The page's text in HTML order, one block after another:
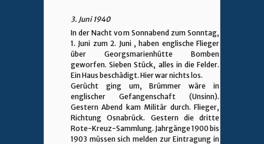
3. Juni 1940
In der Nacht vom Sonnabend zum Sonntag,
1. Juni zum 2. Juni , haben englische Flieger
über Georgsmarienhütte Bomben
geworfen. Sieben Stück, alles in die Felder.
Ein Haus beschädigt. Hier war nichts los.
Gerücht ging um, Brümmer wäre in
englischer Gefangenschaft (Unsinn).
Gestern Abend kam Militär durch. Flieger,
Richtung Osnabrück. Gestern die dritte
Rote-Kreuz-Sammlung. Jahrgänge 1900 bis
1903 müssen sich melden zur Eintragung in